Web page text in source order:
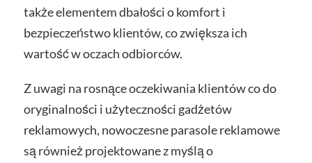
także elementem dbałości o komfort i
bezpieczeństwo klientów, co zwiększa ich
wartość w oczach odbiorców.
Z uwagi na rosnące oczekiwania klientów co do
oryginalności i użyteczności gadżetów
reklamowych, nowoczesne parasole reklamowe
są również projektowane z myślą o